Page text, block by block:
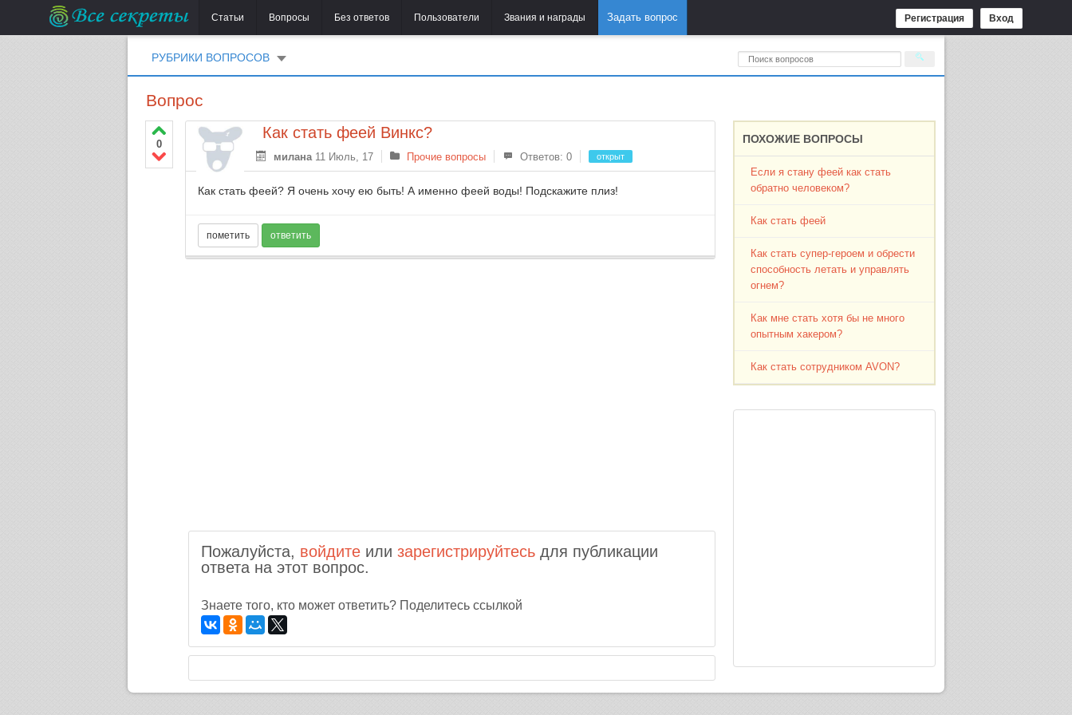
Регистрация Вход
Задать вопрос
Статьи Вопросы Без ответов Пользователи Звания и награды
РУБРИКИ ВОПРОСОВ
Вопрос
0
Как стать феей Винкс?
милана 11 Июль, 17 Прочие вопросы Ответов: 0 открыт
Как стать феей? Я очень хочу ею быть! А именно феей воды! Подскажите плиз!
Пожалуйста, войдите или зарегистрируйтесь для публикации
ответа на этот вопрос.
Знаете того, кто может ответить? Поделитесь ссылкой
ПОХОЖИЕ ВОПРОСЫ
Если я стану феей как стать
обратно человеком?
Как стать феей
Как стать супер-героем и обрести
способность летать и управлять
огнем?
Как мне стать хотя бы не много
опытным хакером?
Как стать сотрудником AVON?